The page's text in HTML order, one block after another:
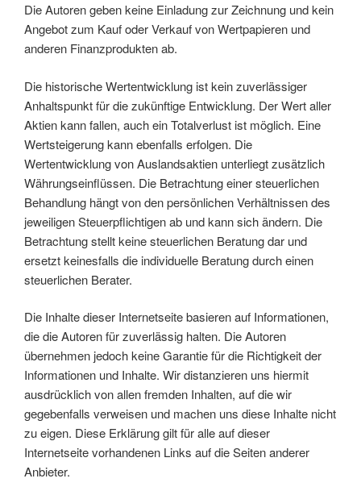
Die Autoren geben keine Einladung zur Zeichnung und kein
Angebot zum Kauf oder Verkauf von Wertpapieren und
anderen Finanzprodukten ab.
Die historische Wertentwicklung ist kein zuverlässiger
Anhaltspunkt für die zukünftige Entwicklung. Der Wert aller
Aktien kann fallen, auch ein Totalverlust ist möglich. Eine
Wertsteigerung kann ebenfalls erfolgen. Die
Wertentwicklung von Auslandsaktien unterliegt zusätzlich
Währungseinflüssen. Die Betrachtung einer steuerlichen
Behandlung hängt von den persönlichen Verhältnissen des
jeweiligen Steuerpflichtigen ab und kann sich ändern. Die
Betrachtung stellt keine steuerlichen Beratung dar und
ersetzt keinesfalls die individuelle Beratung durch einen
steuerlichen Berater.
Die Inhalte dieser Internetseite basieren auf Informationen,
die die Autoren für zuverlässig halten. Die Autoren
übernehmen jedoch keine Garantie für die Richtigkeit der
Informationen und Inhalte. Wir distanzieren uns hiermit
ausdrücklich von allen fremden Inhalten, auf die wir
gegebenfalls verweisen und machen uns diese Inhalte nicht
zu eigen. Diese Erklärung gilt für alle auf dieser
Internetseite vorhandenen Links auf die Seiten anderer
Anbieter.